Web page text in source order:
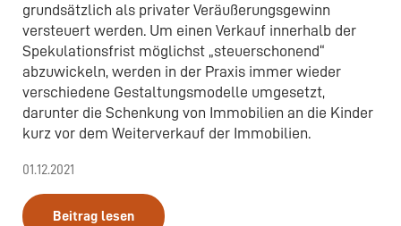
grundsätzlich als privater Veräußerungsgewinn
versteuert werden. Um einen Verkauf innerhalb der
Spekulationsfrist möglichst „steuerschonend“
abzuwickeln, werden in der Praxis immer wieder
verschiedene Gestaltungsmodelle umgesetzt,
darunter die Schenkung von Immobilien an die Kinder
kurz vor dem Weiterverkauf der Immobilien.
01.12.2021
Beitrag lesen